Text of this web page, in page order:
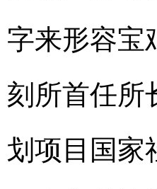
字来形容宝
刻所首任所
划项目国家